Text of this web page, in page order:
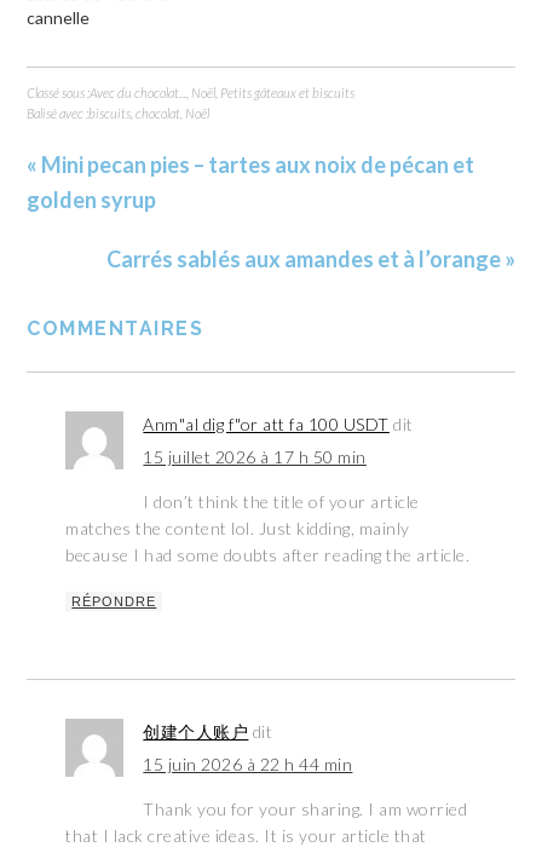
cannelle
Classé sous :Avec du chocolat... Noël Petits gâteaux et biscuits
Balisé avec :biscuits ,chocolat Noël
« Mini pecan pies – tartes aux noix de pécan et
golden syrup
Carrés sablés aux amandes et à l’orange »
COMMENTAIRES
Anm"al dig f"or att fa 100 USDT dit
15 juillet 2026 à 17 h 50 min
I don’t think the title of your article
matches the content lol. Just kidding, mainly
because I had some doubts after reading the article.
RÉPONDRE
创建个人账户 dit
15 juin 2026 à 22 h 44 min
Thank you for your sharing. I am worried
that I lack creative ideas. It is your article that